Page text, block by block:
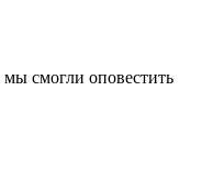
смогли оповестить